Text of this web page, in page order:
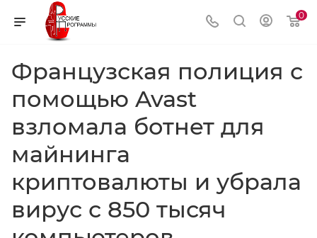
0
Французская полиция с
помощью Avast
взломала ботнет для
майнинга
криптовалюты и убрала
вирус с 850 тысяч